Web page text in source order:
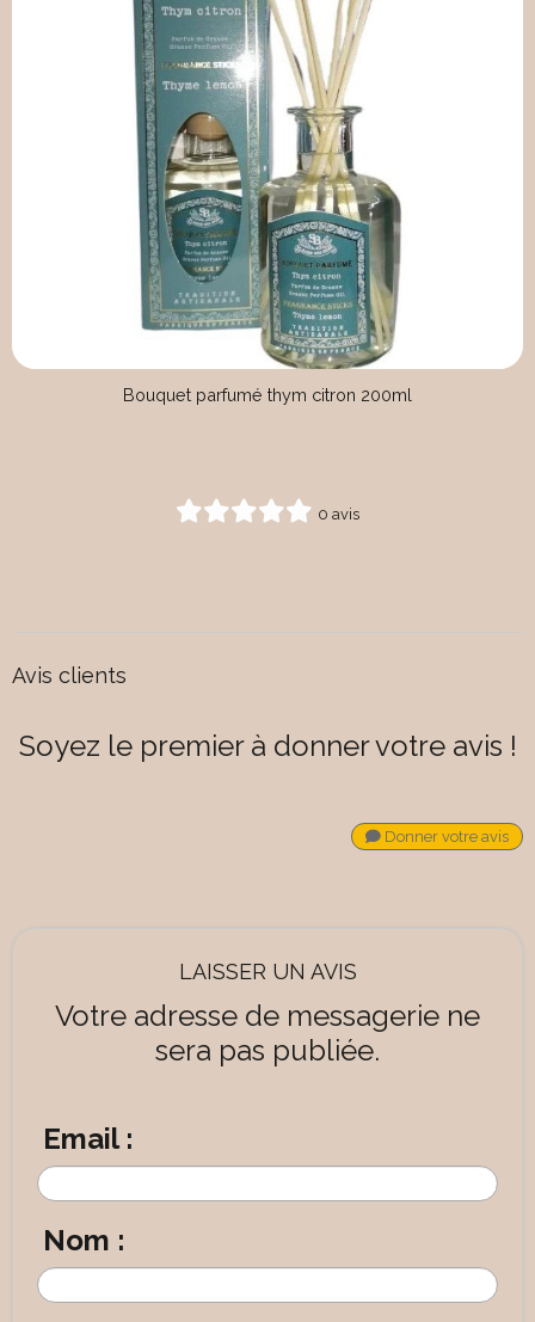
Bouquet parfumé thym citron 200ml
0 avis
Avis clients
Soyez le premier à donner votre avis !
Donner votre avis
LAISSER UN AVIS
Votre adresse de messagerie ne
sera pas publiée.
Email :
Nom :